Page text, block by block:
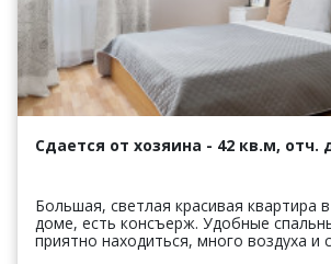
Сдается от хозяина - 42 кв.м, отч.
Большая, светлая красивая квартира
доме, есть консъерж. Удобные
приятно находиться, много воздуха и